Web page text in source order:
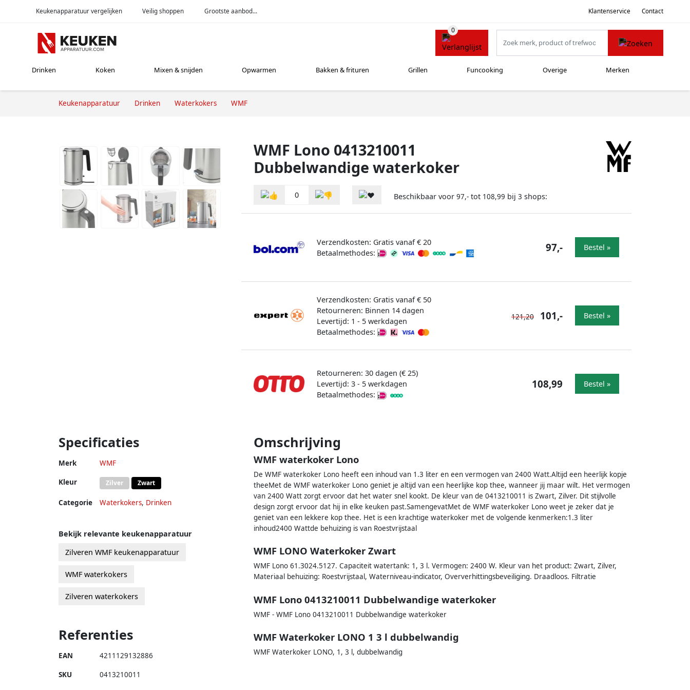
Keukenapparatuur vergelijken Veilig shoppen Grootste aanbod... Klantenservice Contact
Drinken Koken Mixen & snijden Opwarmen Bakken & frituren Grillen Funcooking Overige Merken
Keukenapparatuur Drinken Waterkokers WMF
WMF Lono 0413210011
Dubbelwandige waterkoker
0 Beschikbaar voor 97,- tot 108,99 bij 3 shops:
Verzendkosten: Gratis vanaf € 20
Betaalmethodes:
97,- Bestel »
Verzendkosten: Gratis vanaf € 50
Retourneren: Binnen 14 dagen
Levertijd: 1 - 5 werkdagen
Betaalmethodes:
121,20 101,- Bestel »
Retourneren: 30 dagen (€ 25)
Levertijd: 3 - 5 werkdagen
Betaalmethodes:
108,99 Bestel »
Specificaties
Merk WMF
Kleur Zilver Zwart
Categorie Waterkokers, Drinken
Omschrijving
WMF waterkoker Lono
De WMF waterkoker Lono heeft een inhoud van 1.3 liter en een vermogen van 2400 Watt.Altijd een heerlijk kopje
theeMet de WMF waterkoker Lono geniet je altijd van een heerlijke kop thee, wanneer jij maar wilt. Het vermogen
van 2400 Watt zorgt ervoor dat het water snel kookt. De kleur van de 0413210011 is Zwart, Zilver. Dit stijlvolle
design zorgt ervoor dat hij in elke keuken past.SamengevatMet de WMF waterkoker Lono weet je zeker dat je
geniet van een lekkere kop thee. Het is een krachtige waterkoker met de volgende kenmerken:1.3 liter
inhoud2400 Wattde behuizing is van Roestvrijstaal
WMF LONO Waterkoker Zwart
WMF Lono 61.3024.5127. Capaciteit watertank: 1, 3 l. Vermogen: 2400 W. Kleur van het product: Zwart, Zilver,
Materiaal behuizing: Roestvrijstaal, Waterniveau-indicator, Oververhittingsbeveiliging. Draadloos. Filtratie
WMF Lono 0413210011 Dubbelwandige waterkoker
WMF - WMF Lono 0413210011 Dubbelwandige waterkoker
WMF Waterkoker LONO 1 3 l dubbelwandig
WMF Waterkoker LONO, 1, 3 l, dubbelwandig
Bekijk relevante keukenapparatuur
Zilveren WMF keukenapparatuur
WMF waterkokers
Zilveren waterkokers
Referenties
EAN 4211129132886
SKU 0413210011